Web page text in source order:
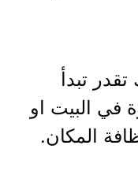
تبدأ
في البيت او
المكان.